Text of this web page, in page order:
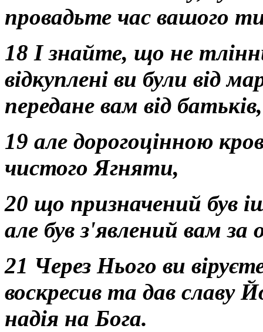
провадьте час вашого
18 І знайте, що не
відкуплені ви були від
передане вам від батьків,
19 але дорогоцінною
чистого Ягняти,
20 що призначений був
але був з'явлений вам за
21 Через Нього ви
воскресив та дав славу
надія на Бога.